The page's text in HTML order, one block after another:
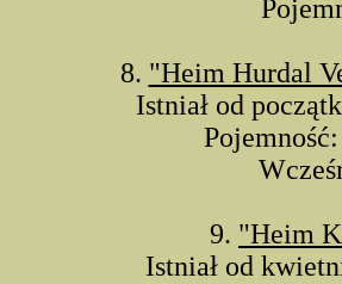
8. "Heim Hurdal
Istniał od
9. "Heim
Istniał od